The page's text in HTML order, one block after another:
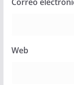
Web